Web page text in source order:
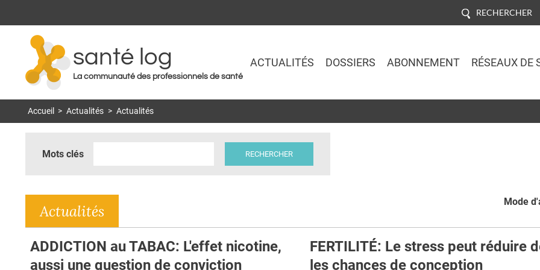
RECHERCHER
santé log
La communauté des professionnels de santé
ACTUALITÉS DOSSIERS ABONNEMENT RÉSEAUX DE
Accueil > Actualités > Actualités
Mots clés
Mode
Actualités
ADDICTION au TABAC: L'effet nicotine,
aussi une question de conviction
FERTILITÉ: Le stress peut réduire
les chances de conception